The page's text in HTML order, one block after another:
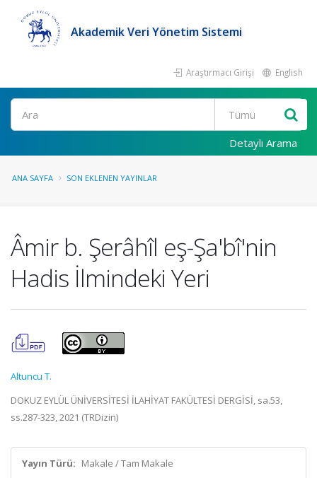
Akademik Veri Yönetim Sistemi
Araştırmacı Girişi English
Ara
Detaylı Arama
ANA SAYFA SON EKLENEN YAYINLAR
Âmir b. Şerâhîl eş-Şa'bî'nin
Hadis İlmindeki Yeri
Altuncu T.
DOKUZ EYLÜL ÜNİVERSİTESİ İLAHİYAT FAKÜLTESİ DERGİSİ, sa.53,
ss.287-323, 2021 (TRDizin)
Yayın Türü: Makale / Tam Makale